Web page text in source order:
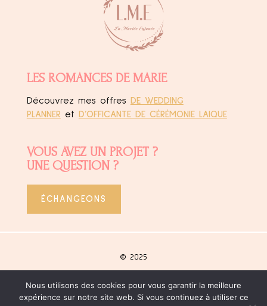
LES ROMANCES DE MARIE
Découvrez mes offres DE WEDDING
PLANNER et D’OFFICANTE DE CÉRÉMONIE LAIQUE
VOUS AVEZ UN PROJET ?
UNE QUESTION ?
ÉCHANGEONS
© 2025
Site crééby Agence Bohemia
Nous utilisons des cookies pour vous garantir la meilleure
expérience sur notre site web. Si vous continuez à utiliser ce